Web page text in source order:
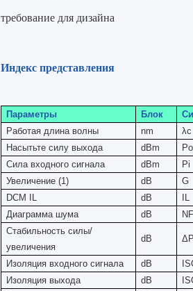
требование для дизайна
Индекс представления
Параметры Блок
Работая длина волны
nm λc
Насытьте силу выхода
dBm Po
Сила входного сигнала
dBm Pi
Увеличение (1) dB G
DCM IL
dB IL
Диаграмма шума
dB NF
Стабильность силы/
увеличения
dB
Изоляция входного сигнала dB
Изоляция выхода
dB